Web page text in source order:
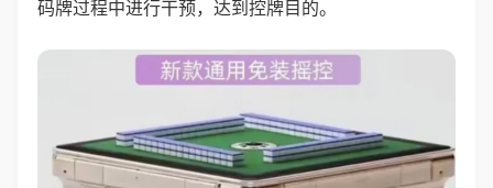
码牌过程中进行干预，达到控牌目的。